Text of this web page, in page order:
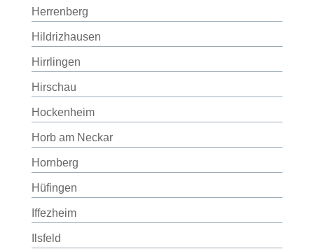
Herrenberg
Hildrizhausen
Hirrlingen
Hirschau
Hockenheim
Horb am Neckar
Hornberg
Hüfingen
Iffezheim
Ilsfeld